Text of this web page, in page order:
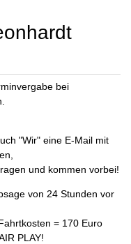
bei
"Wir" eine E-Mail mit
und kommen vorbei!
von 24 Stunden vor
= 170 Euro
PLAY!